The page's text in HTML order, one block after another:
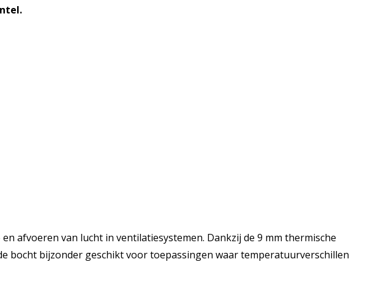
afvoeren van lucht in ventilatiesystemen. Dankzij de 9 mm thermische
bocht bijzonder geschikt voor toepassingen waar temperatuurverschillen